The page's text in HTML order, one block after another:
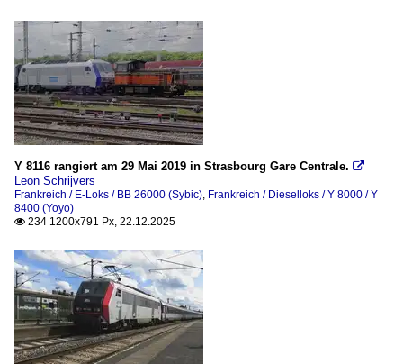
Y 8116 rangiert am 29 Mai 2019 in Strasbourg Gare Centrale. 
Leon Schrijvers
Frankreich / E-Loks / BB 26000 (Sybic), Frankreich / Dieselloks / Y 8000 / Y
8400 (Yoyo)
 234 1200x791 Px, 22.12.2025